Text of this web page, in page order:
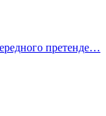
претенде…